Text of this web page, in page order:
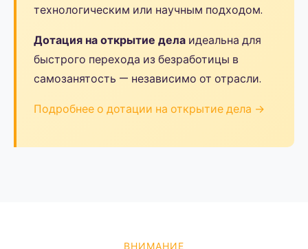
технологическим или научным подходом.
Дотация на открытие дела идеальна для
быстрого перехода из безработицы в
самозанятость — независимо от отрасли.
Подробнее о дотации на открытие дела →